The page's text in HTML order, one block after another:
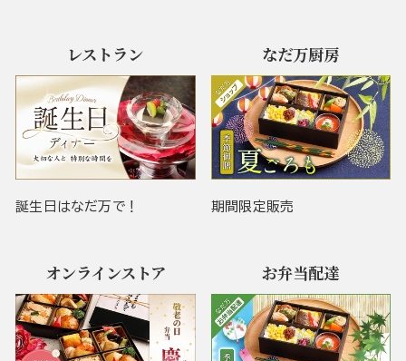
レストラン
誕生日はなだ万で！
なだ万厨房
期間限定販売
オンラインストア お弁当配達